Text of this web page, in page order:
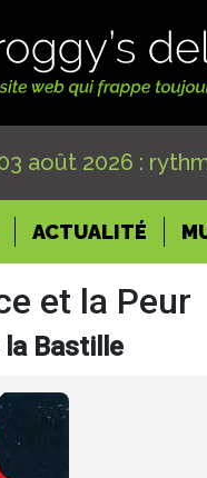
août 2026 :
ACTUALITÉ
et la Peur
Bastille